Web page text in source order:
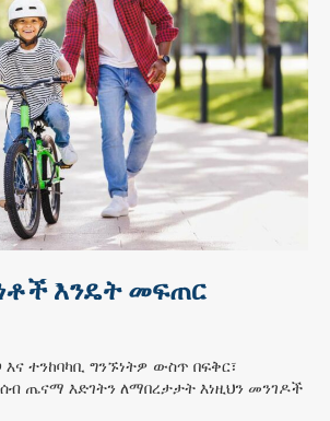
እንዴት መፍጠር
ተንከባካቢ ግንኙነትዎ ውስጥ በፍቅር፣
ጤናማ እድገትን ለማበረታታት እነዚህን መንገዶች